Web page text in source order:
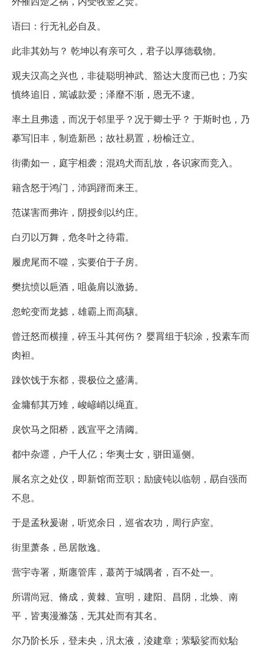
语曰：行无礼必自及。
此非其効与？ 乾坤以有亲可久，君子以厚德载物。
观夫汉高之兴也，非徒聪明神武、豁达大度而已也；乃实
慎终追旧，篤诚款爱；泽靡不渐，恩无不逮。
率土且弗遗，而况于邻里乎？况于卿士乎？ 于斯时也，乃
摹写旧丰，制造新邑；故社易置，枌榆迁立。
街衢如一，庭宇相袭；混鸡犬而乱放，各识家而竞入。
籍含怒于鸿门，沛跼蹐而来王。
范谋害而弗许，阴授剑以约庄。
白刃以万舞，危冬叶之待霜。
履虎尾而不噬，实要伯于子房。
樊抗愤以巵酒，咀彘肩以激扬。
忽蛇变而龙摅，雄霸上而高驤。
曾迁怒而横撞，碎玉斗其何伤？ 婴罥组于轵涂，投素车而
肉袒。
踈饮饯于东都，畏极位之盛满。
金墉郁其万雉，峻嵃峭以绳直。
戾饮马之阳桥，践宣平之清阈。
都中杂遝，户千人亿；华夷士女，骈田逼侧。
展名京之处仪，即新馆而苙职；励疲钝以临朝，勗自强而
不息。
于是孟秋爰谢，听览余日，巡省农功，周行庐室。
街里萧条，邑居散逸。
营宇寺署，斯廛管库，蕞芮于城隅者，百不处一。
所谓尚冠、脩成，黄棘、宣明，建阳、昌阴，北焕、南
平，皆夷漫滌荡，无其处而有其名。
尔乃阶长乐，登未央，汎太液，淩建章；萦馺娑而欸駘